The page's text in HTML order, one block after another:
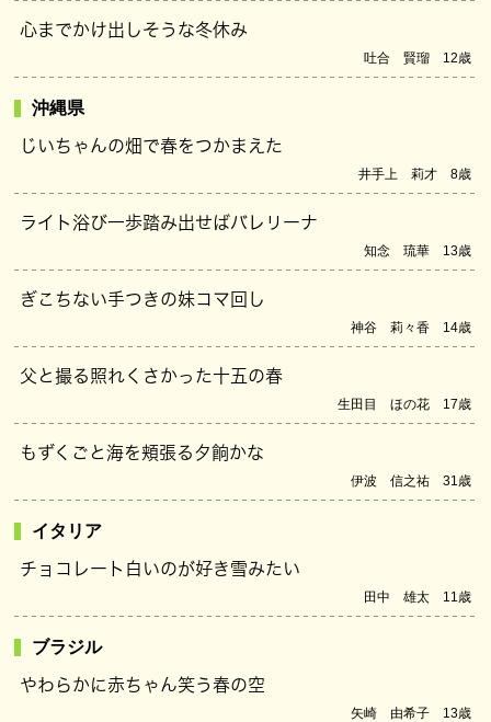
心までかけ出しそうな冬休み
吐合 賢瑠 12歳
沖縄県
じいちゃんの畑で春をつかまえた
井手上 莉才 8歳
ライト浴び一歩踏み出せばバレリーナ
知念 琉華 13歳
ぎこちない手つきの妹コマ回し
神谷 莉々香 14歳
父と撮る照れくさかった十五の春
生田目 ほの花 17歳
もずくごと海を頬張る夕餉かな
伊波 信之祐 31歳
イタリア
チョコレート白いのが好き雪みたい
田中 雄太 11歳
ブラジル
やわらかに赤ちゃん笑う春の空
矢崎 由希子 13歳